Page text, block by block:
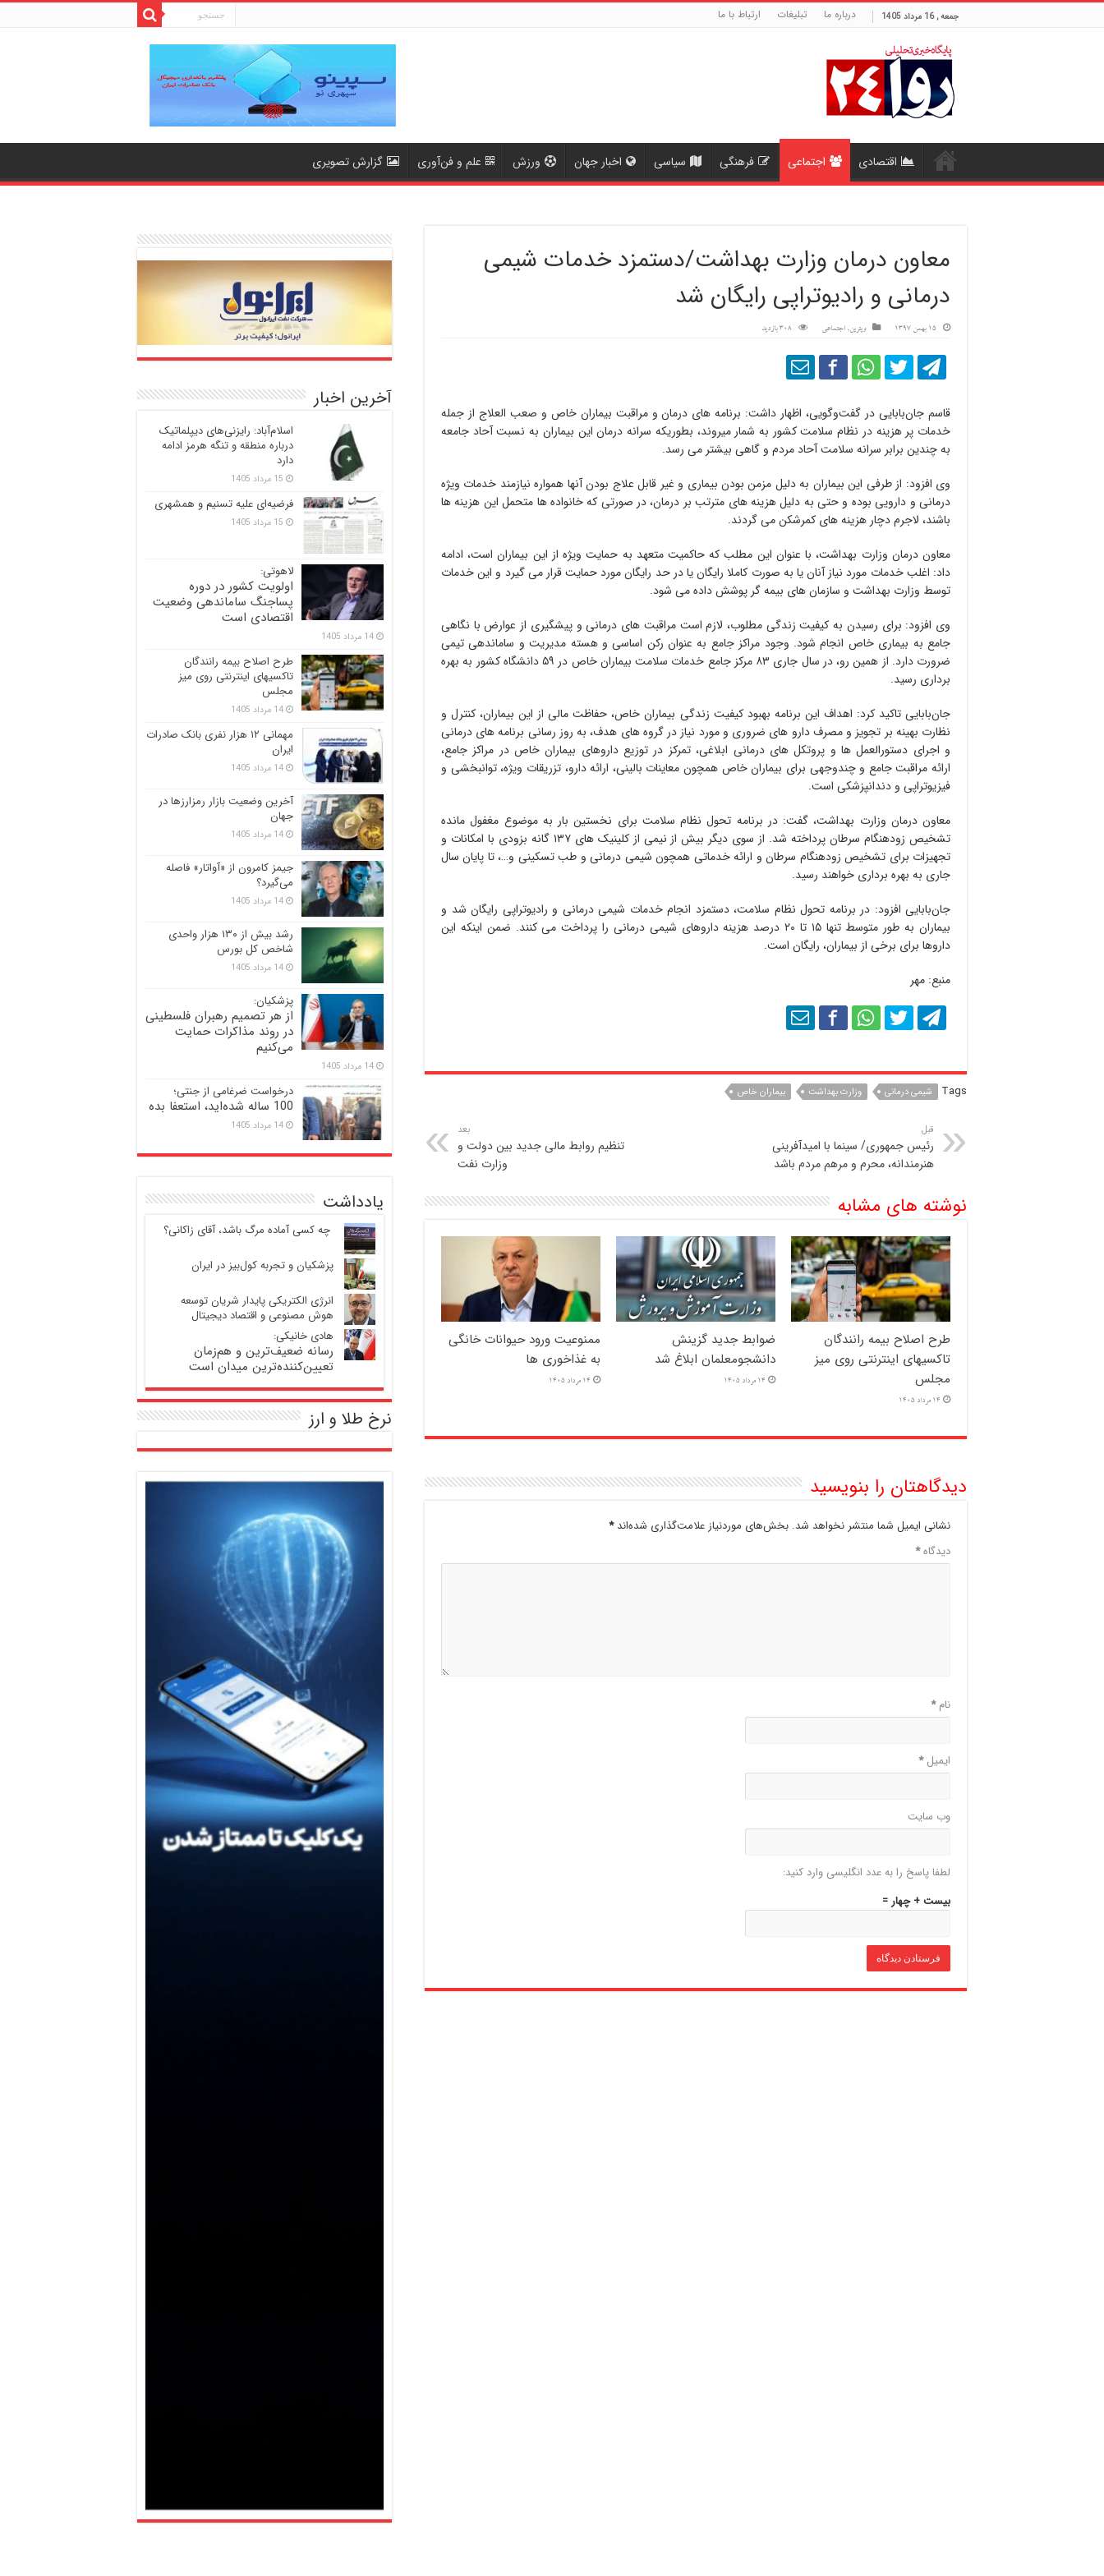
جمعه , 16 مرداد 1405 درباره ما تبلیغات ارتباط با ما
اقتصادی اجتماعی فرهنگی سیاسی اخبار جهان ورزش علم و فن‌آوری گزارش تصویری
معاون درمان وزارت بهداشت/دستمزد خدمات شیمی
درمانی و رادیوتراپی رایگان شد
15 بهمن 1397 ویترین, اجتماعی 308 بازدید
قاسم جان‌بابایی در گفت‌وگویی، اظهار ‌داشت: برنامه های درمان و مراقبت بیماران خاص و صعب العلاج از جمله
خدمات پر هزینه در نظام سلامت کشور به شمار می­روند، بطوریکه سرانه درمان این بیماران به نسبت آحاد جامعه
به چندین برابر سرانه سلامت آحاد مردم و گاهی بیشتر می رسد.
وی افزود: از طرفی این بیماران به دلیل مزمن بودن بیماری و غیر قابل علاج بودن آنها همواره نیازمند خدمات ویژه
درمانی و دارویی بوده و حتی به دلیل هزینه های مترتب بر درمان، در صورتی که خانواده ها متحمل این هزینه ها
باشند، لاجرم دچار هزینه های کمرشکن می گردند.
معاون درمان وزارت بهداشت، با عنوان این مطلب که حاکمیت متعهد به حمایت ویژه از این بیماران است، ادامه
داد: اغلب خدمات مورد نیاز آنان یا به صورت کاملا رایگان یا در حد رایگان مورد حمایت قرار می گیرد و این خدمات
توسط وزارت بهداشت و سازمان های بیمه گر پوشش داده می شود.
وی افزود: برای رسیدن به کیفیت زندگی مطلوب، لازم است مراقبت های درمانی و پیشگیری از عوارض با نگاهی
جامع به بیماری خاص انجام شود. وجود مراکز جامع به عنوان رکن اساسی و هسته مدیریت و ساماندهی تیمی
ضرورت دارد. از همین رو، در سال جاری ۸۳ مرکز جامع خدمات سلامت بیماران خاص در ۵۹ دانشگاه کشور به بهره
برداری رسید.
جان‌بابایی تاکید کرد: اهداف این برنامه بهبود کیفیت زندگی بیماران خاص، حفاظت مالی از این بیماران، کنترل و
نظارت بهینه بر تجویز و مصرف دارو های ضروری و مورد نیاز در گروه های هدف، به روز رسانی برنامه های درمانی
و اجرای دستورالعمل ها و پروتکل های درمانی ابلاغی، تمرکز در توزیع داروهای بیماران خاص در مراکز جامع،
ارائه مراقبت جامع و چندوجهی برای بیماران خاص همچون معاینات بالینی، ارائه دارو، تزریقات ویژه، توانبخشی و
فیزیوتراپی و دندانپزشکی است.
معاون درمان وزارت بهداشت، گفت: در برنامه تحول نظام سلامت برای نخستین بار به موضوع مغفول مانده
تشخیص زودهنگام سرطان پرداخته شد. از سوی دیگر بیش از نیمی از کلینیک های ۱۳۷ گانه بزودی با امکانات و
تجهیزات برای تشخیص زودهنگام سرطان و ارائه خدماتی همچون شیمی درمانی و طب تسکینی و…، تا پایان سال
جاری به بهره برداری خواهند رسید.
جان‌بابایی افزود: در برنامه تحول نظام سلامت، دستمزد انجام خدمات شیمی درمانی و رادیوتراپی رایگان شد و
بیماران به طور متوسط تنها ١۵ تا ٢٠ درصد هزینه داروهای شیمی درمانی را پرداخت می کنند. ضمن اینکه این
داروها برای برخی از بیماران، رایگان است.
منبع: مهر
Tags شیمی درمانی وزارت بهداشت بیماران خاص
قبل
رئیس جمهوری/ سینما با امیدآفرینی
هنرمندانه، محرم و مرهم مردم باشد
بعد
تنظیم روابط مالی جدید بین دولت و
وزارت نفت
نوشته های مشابه
طرح اصلاح بیمه رانندگان
تاکسیهای اینترنتی روی میز
مجلس
14 مرداد 1405
ضوابط جدید گزینش
دانشجومعلمان ابلاغ شد
14 مرداد 1405
ممنوعیت ورود حیوانات خانگی
به غذاخوری ها
14 مرداد 1405
دیدگاهتان را بنویسید
نشانی ایمیل شما منتشر نخواهد شد. بخش‌های موردنیاز علامت‌گذاری شده‌اند*
دیدگاه*
نام*
ایمیل*
وب‌ سایت
لطفا پاسخ را به عدد انگلیسی وارد کنید:
بیست + چهار =
آخرین اخبار
اسلام‌آباد: رایزنی‌های دیپلماتیک
درباره منطقه و تنگه هرمز ادامه
دارد
15 مرداد 1405
فرضیه‌ای علیه تسنیم و همشهری
15 مرداد 1405
لاهوتی:
اولویت کشور در دوره
پساجنگ ساماندهی وضعیت
اقتصادی است
14 مرداد 1405
طرح اصلاح بیمه رانندگان
تاکسیهای اینترنتی روی میز
مجلس
14 مرداد 1405
مهمانی ۱۲ هزار نفری بانک صادرات
ایران
14 مرداد 1405
آخرین وضعیت بازار رمزارزها در
جهان
14 مرداد 1405
جیمز کامرون از «آواتار» فاصله
می‌گیرد؟
14 مرداد 1405
رشد بیش از ۱۳۰ هزار واحدی
شاخص کل بورس
14 مرداد 1405
پزشکیان:
از هر تصمیم رهبران فلسطینی
در روند مذاکرات حمایت
می‌کنیم
14 مرداد 1405
درخواست ضرغامی از جنتی؛
100 ساله شده‌اید، استعفا بده
14 مرداد 1405
یادداشت
‍ چه کسی آماده مرگ باشد، آقای زاکانی؟
پزشکیان و تجربه کول‌بیز در ایران
انرژی الکتریکی پایدار شریان توسعه
هوش مصنوعی و اقتصاد دیجیتال
هادی خانیکی:
رسانه ضعیف‌ترین و هم‌زمان
تعیین‌کننده‌ترین میدان است
نرخ طلا و ارز